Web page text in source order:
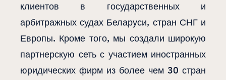
клиентов в государственных и
арбитражных судах Беларуси, стран СНГ и
Европы. Кроме того, мы создали широкую
партнерскую сеть с участием иностранных
юридических фирм из более чем 30 стран